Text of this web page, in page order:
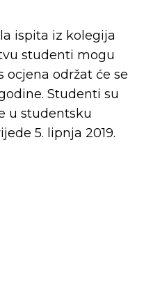
ispita iz kolegija
studenti mogu
ocjena održat će se
Studenti su
u studentsku
5. lipnja 2019.